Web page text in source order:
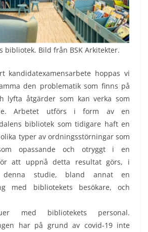
bibliotek. Bild från BSK Arkitekter.
kandidatexamensarbete hoppas vi
den problematik som finns på
lyfta åtgärder som kan verka som
Arbetet utförs i form av en
bibliotek som tidigare haft en
typer av ordningsstörningar som
opassande och otryggt i en
att uppnå detta resultat görs, i
denna studie, bland annat en
med bibliotekets besökare, och
med bibliotekets personal.
har på grund av covid-19 inte